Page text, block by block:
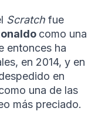
Scratch fue
como una
entonces ha
en 2014, y en
en
una de las
más preciado.